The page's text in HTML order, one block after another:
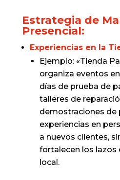
Estrategia de
Presencial:
Experiencias en la
Ejemplo: «Tienda
organiza eventos
días de prueba de
talleres de
demostraciones de
experiencias en
a nuevos clientes,
fortalecen los lazos
local.